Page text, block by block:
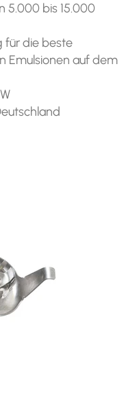
5.000 bis 15.000
für die beste
Emulsionen auf dem